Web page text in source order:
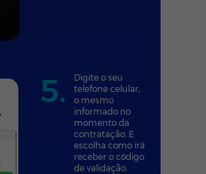
5.
Digite o seu
telefone celular,
o mesmo
informado no
momento da
contratação. E
escolha como irá
receber o código
de validação.